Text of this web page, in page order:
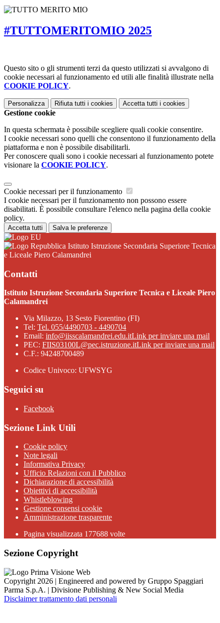
#TUTTOMERITOMIO 2025
Questo sito o gli strumenti terzi da questo utilizzati si avvalgono di
cookie necessari al funzionamento ed utili alle finalità illustrate nella
COOKIE POLICY.
Personalizza Rifiuta tutti i cookies Accetta tutti i cookies
Gestione cookie
In questa schermata è possibile scegliere quali cookie consentire.
I cookie necessari sono quelli che consentono il funzionamento della
piattaforma e non è possibile disabilitarli.
Per conoscere quali sono i cookie necessari al funzionamento potete
visionare la COOKIE POLICY.
Cookie necessari per il funzionamento
I cookie necessari per il funzionamento non possono essere
disabilitati. È possibile consultare l'elenco nella pagina della cookie
policy.
Accetta tutti Salva le preferenze
Istituto Istruzione Secondaria Superiore Tecnica
e Liceale Piero Calamandrei
Contatti
Istituto Istruzione Secondaria Superiore Tecnica e Liceale Piero
Calamandrei
Via Milazzo, 13 Sesto Fiorentino (FI)
Tel: Tel. 055/4490703 - 4490704
Email: info@iisscalamandrei.edu.itLink per inviare una mail
PEC: FIIS03100L@pec.istruzione.itLink per inviare una mail
C.F.: 94248700489
Codice Univoco: UFWSYG
Seguici su
Facebook
Sezione Link Utili
Cookie policy
Note legali
Informativa Privacy
Ufficio Relazioni con il Pubblico
Dichiarazione di accessibilità
Obiettivi di accessibilità
Whistleblowing
Gestione consensi cookie
Amministrazione trasparente
Pagina visualizzata 177688 volte
Sezione Copyright
Copyright 2026 | Engineered and powered by Gruppo Spaggiari
Parma S.p.A. | Divisione Publishing & New Social Media
Disclaimer trattamento dati personali